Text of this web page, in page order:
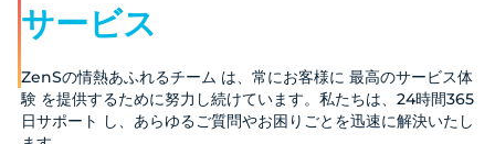
サービス
ZenSの情熱あふれるチーム は、常にお客様に 最高のサービス体
験 を提供するために努力し続けています。私たちは、24時間365
日サポート し、あらゆるご質問やお困りごとを迅速に解決いたし